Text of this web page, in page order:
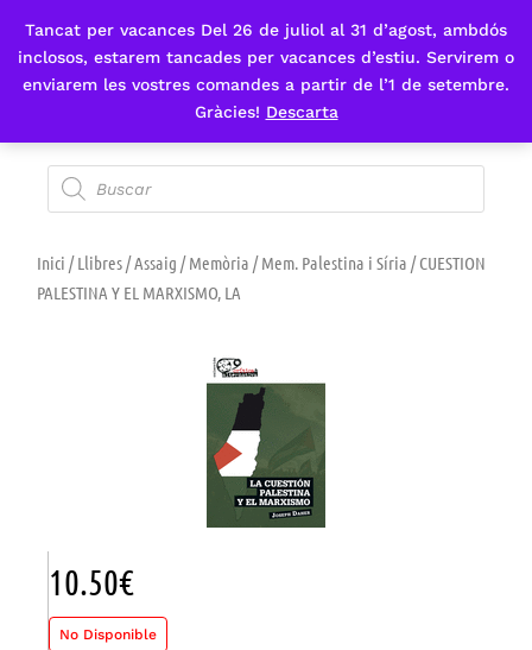
Tancat per vacances Del 26 de juliol al 31 d’agost, ambdós
inclosos, estarem tancades per vacances d’estiu. Servirem o
enviarem les vostres comandes a partir de l’1 de setembre.
Gràcies! Descarta
Fes-te'n sòcia
Inici /Llibres/Assaig /Memòria /Mem. Palestina i Síria / CUESTION
PALESTINA Y EL MARXISMO, LA
10.50€
No Disponible